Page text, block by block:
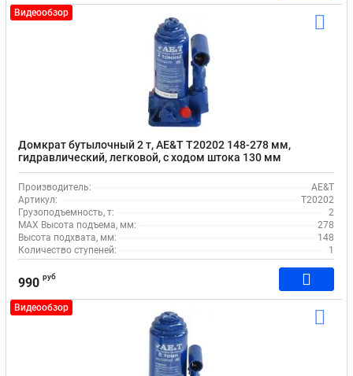
Видеообзор
Домкрат бутылочный 2 т, AE&T T20202 148-278 мм,
гидравлический, легковой, с ходом штока 130 мм
Производитель:
AE&T
Артикул:
T20202
Грузоподъемность, т:
2
MAX Высота подъема, мм:
278
Высота подхвата, мм:
148
Количество ступеней:
1
990 руб
Видеообзор